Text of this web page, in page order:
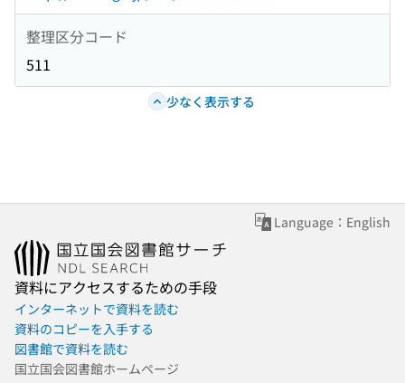
整理区分コード
511
少なく表示する
Language：English
資料にアクセスするための手段
インターネットで資料を読む
資料のコピーを入手する
図書館で資料を読む
国立国会図書館ホームページ